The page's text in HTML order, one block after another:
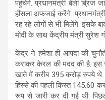
पहुंचेंगे. प्रधानमंत्री बेली ब्रिज
हौंसला अफजाई करेंगे.
रह रहे लोगों से भी मिलेंगे. इसके
मोदी के साथ केंद्रीय मंत्री सुरेश
केंद्र ने हमेशा ही आपदा की
कराकर केरल की मदद की है.
खाते में करीब 395 करोड़ रुपये
हिस्से की पहली किस्त 145.60
रूप से जारी कर दी गई थी.